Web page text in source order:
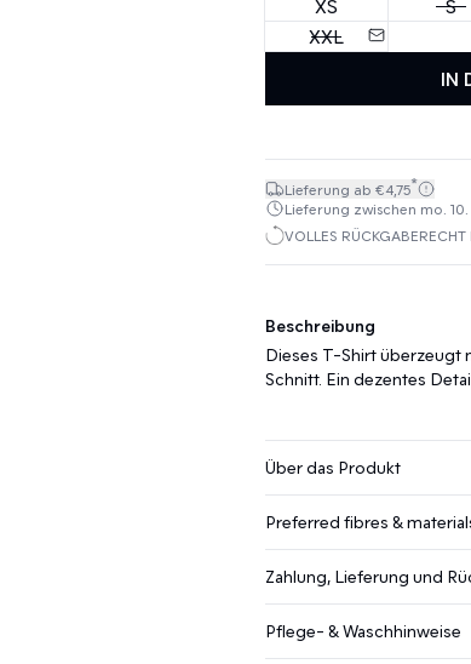
XS S
XXL
IN
Lieferung ab €4,75*
Lieferung zwischen mo. 10.
VOLLES
Beschreibung
Dieses T-Shirt überzeugt
Schnitt. Ein dezentes
Über das Produkt
Preferred fibres &
Zahlung, Lieferung und
Pflege- & Waschhinweise